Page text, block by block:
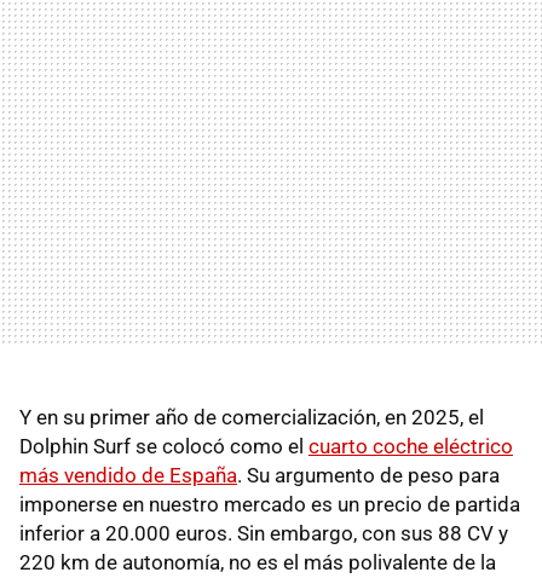
Y en su primer año de comercialización, en 2025, el
Dolphin Surf se colocó como el cuarto coche eléctrico
más vendido de España. Su argumento de peso para
imponerse en nuestro mercado es un precio de partida
inferior a 20.000 euros. Sin embargo, con sus 88 CV y
220 km de autonomía, no es el más polivalente de la